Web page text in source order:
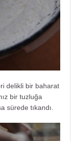
delikli bir baharat
bir tuzluğa
sürede tıkandı.